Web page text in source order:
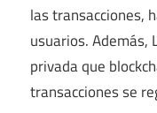
las transacciones,
usuarios. Además,
privada que
transacciones se